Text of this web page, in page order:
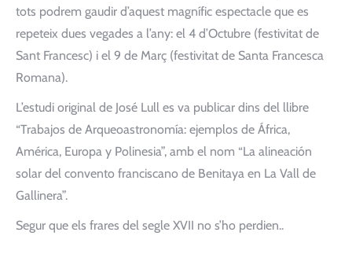
tots podrem gaudir d’aquest magnífic espectacle que es
repeteix dues vegades a l’any: el 4 d’Octubre (festivitat de
Sant Francesc) i el 9 de Març (festivitat de Santa Francesca
Romana).
L’estudi original de José Lull es va publicar dins del llibre
“Trabajos de Arqueoastronomía: ejemplos de África,
América, Europa y Polinesia”, amb el nom “La alineación
solar del convento franciscano de Benitaya en La Vall de
Gallinera”.
Segur que els frares del segle XVII no s’ho perdien..